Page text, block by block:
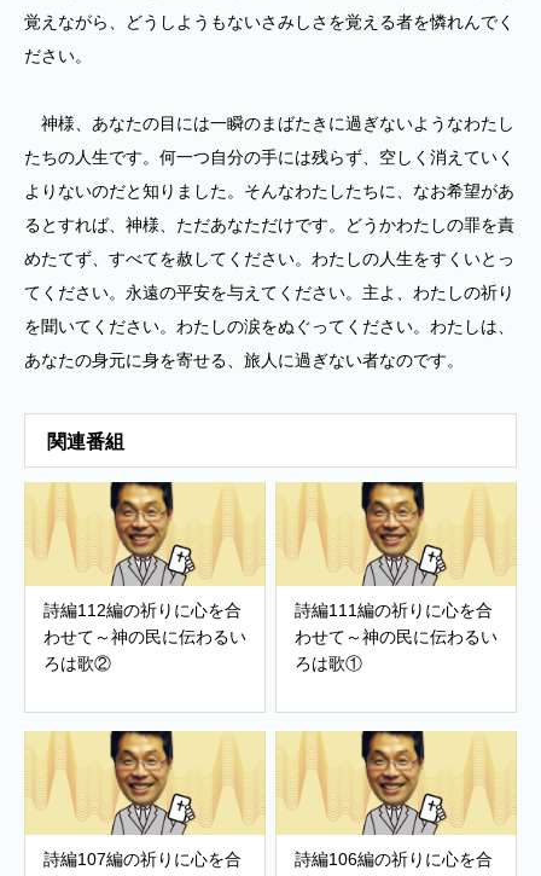
覚えながら、どうしようもないさみしさを覚える者を憐れんでく
ださい。
神様、あなたの目には一瞬のまばたきに過ぎないようなわたし
たちの人生です。何一つ自分の手には残らず、空しく消えていく
よりないのだと知りました。そんなわたしたちに、なお希望があ
るとすれば、神様、ただあなただけです。どうかわたしの罪を責
めたてず、すべてを赦してください。わたしの人生をすくいとっ
てください。永遠の平安を与えてください。主よ、わたしの祈り
を聞いてください。わたしの涙をぬぐってください。わたしは、
あなたの身元に身を寄せる、旅人に過ぎない者なのです。
関連番組
詩編112編の祈りに心を合
わせて～神の民に伝わるい
ろは歌②
詩編111編の祈りに心を合
わせて～神の民に伝わるい
ろは歌①
詩編107編の祈りに心を合 詩編106編の祈りに心を合